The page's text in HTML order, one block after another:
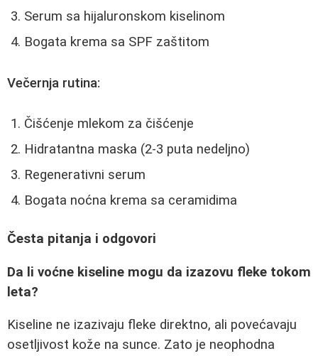
Serum sa hijaluronskom kiselinom
Bogata krema sa SPF zaštitom
Večernja rutina:
Čišćenje mlekom za čišćenje
Hidratantna maska (2-3 puta nedeljno)
Regenerativni serum
Bogata noćna krema sa ceramidima
Česta pitanja i odgovori
Da li voćne kiseline mogu da izazovu fleke tokom
leta?
Kiseline ne izazivaju fleke direktno, ali povećavaju
osetljivost kože na sunce. Zato je neophodna